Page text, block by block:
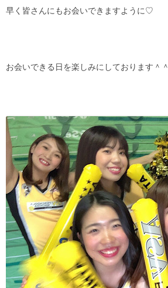
早く皆さんにもお会いできますように♡
お会いできる日を楽しみにしております＾＾